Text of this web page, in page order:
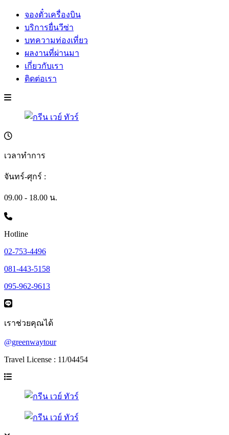
จองตั๋วเครื่องบิน
บริการยื่นวีซ่า
บทความท่องเที่ยว
ผลงานที่ผ่านมา
เกี่ยวกับเรา
ติดต่อเรา
เวลาทำการ
จันทร์-ศุกร์ :
09.00 - 18.00 น.
Hotline
02-753-4496
081-443-5158
095-962-9613
เราช่วยคุณได้
@greenwaytour
Travel License : 11/04454